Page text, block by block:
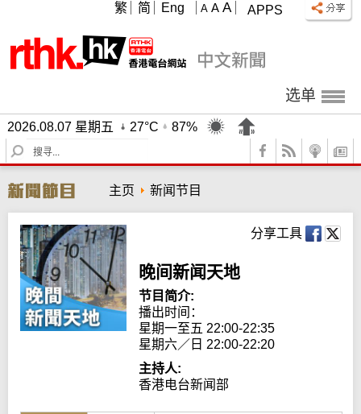
APPS
A A A
繁 简 Eng
选单
2026.08.07 星期五 27°C
87%
S
e
r
c
h
主页 新闻节目
分享工具
晚间新闻天地
节目简介:
播出时间：
星期一至五 22:00-22:35
星期六／日 22:00-22:20
主持人:
香港电台新闻部